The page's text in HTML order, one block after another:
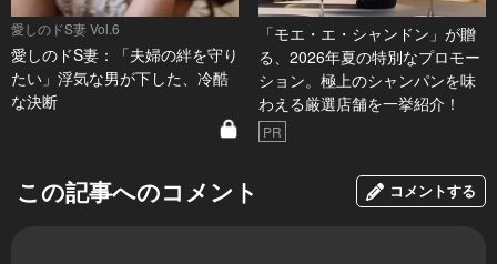
愛しのドS妻 Vol.6
愛しのドS妻：「夫婦の絆を守り
たい」浮気な男が下した、冷酷
な決断
「モエ・エ・シャンドン」が贈
る、2026年夏の特別なプロモー
ション。極上のシャンパンを味
わえる厳選店舗を一挙紹介！
PR
この記事へのコメント コメントする